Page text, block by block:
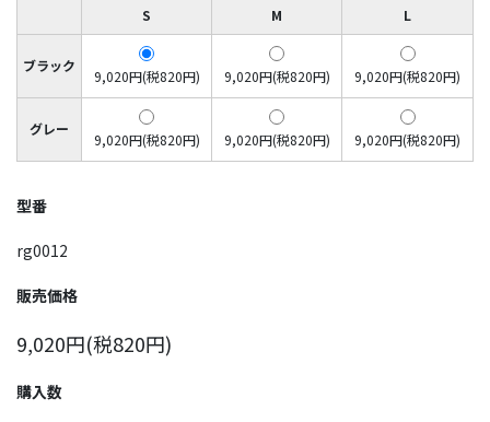
S M L
ブラック
9,020円(税820円) 9,020円(税820円) 9,020円(税820円)
グレー
9,020円(税820円) 9,020円(税820円) 9,020円(税820円)
型番
rg0012
販売価格
9,020円(税820円)
購入数